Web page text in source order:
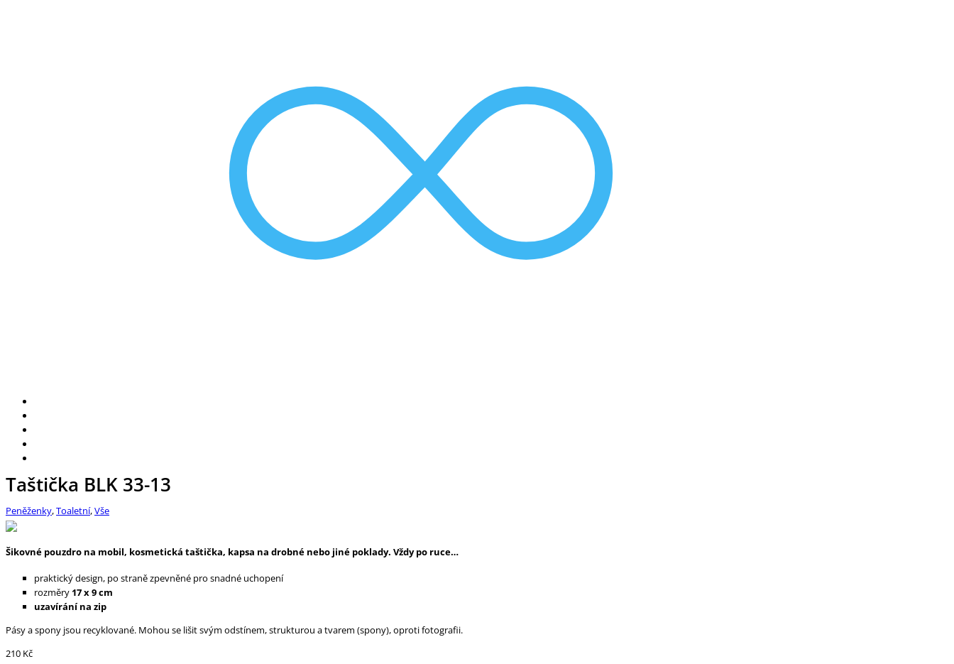
Taštička BLK 33-13
Peněženky,Toaletní,Vše
Šikovné pouzdro na mobil, kosmetická taštička, kapsa na drobné nebo jiné poklady. Vždy po ruce…
praktický design, po straně zpevněné pro snadné uchopení
rozměry 17 x 9 cm
uzavírání na zip
Pásy a spony jsou recyklované. Mohou se lišit svým odstínem, strukturou a tvarem (spony), oproti fotografii.
210 Kč